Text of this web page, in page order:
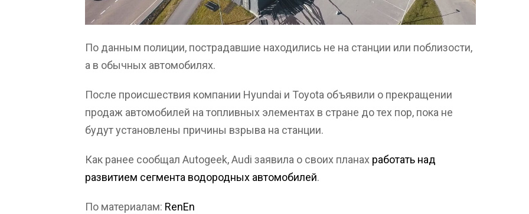
По данным полиции, пострадавшие находились не на станции или поблизости,
а в обычных автомобилях.
После происшествия компании Hyundai и Toyota объявили о прекращении
продаж автомобилей на топливных элементах в стране до тех пор, пока не
будут установлены причины взрыва на станции.
Как ранее сообщал Autogeek, Audi заявила о своих планах работать над
развитием сегмента водородных автомобилей.
По материалам: RenEn